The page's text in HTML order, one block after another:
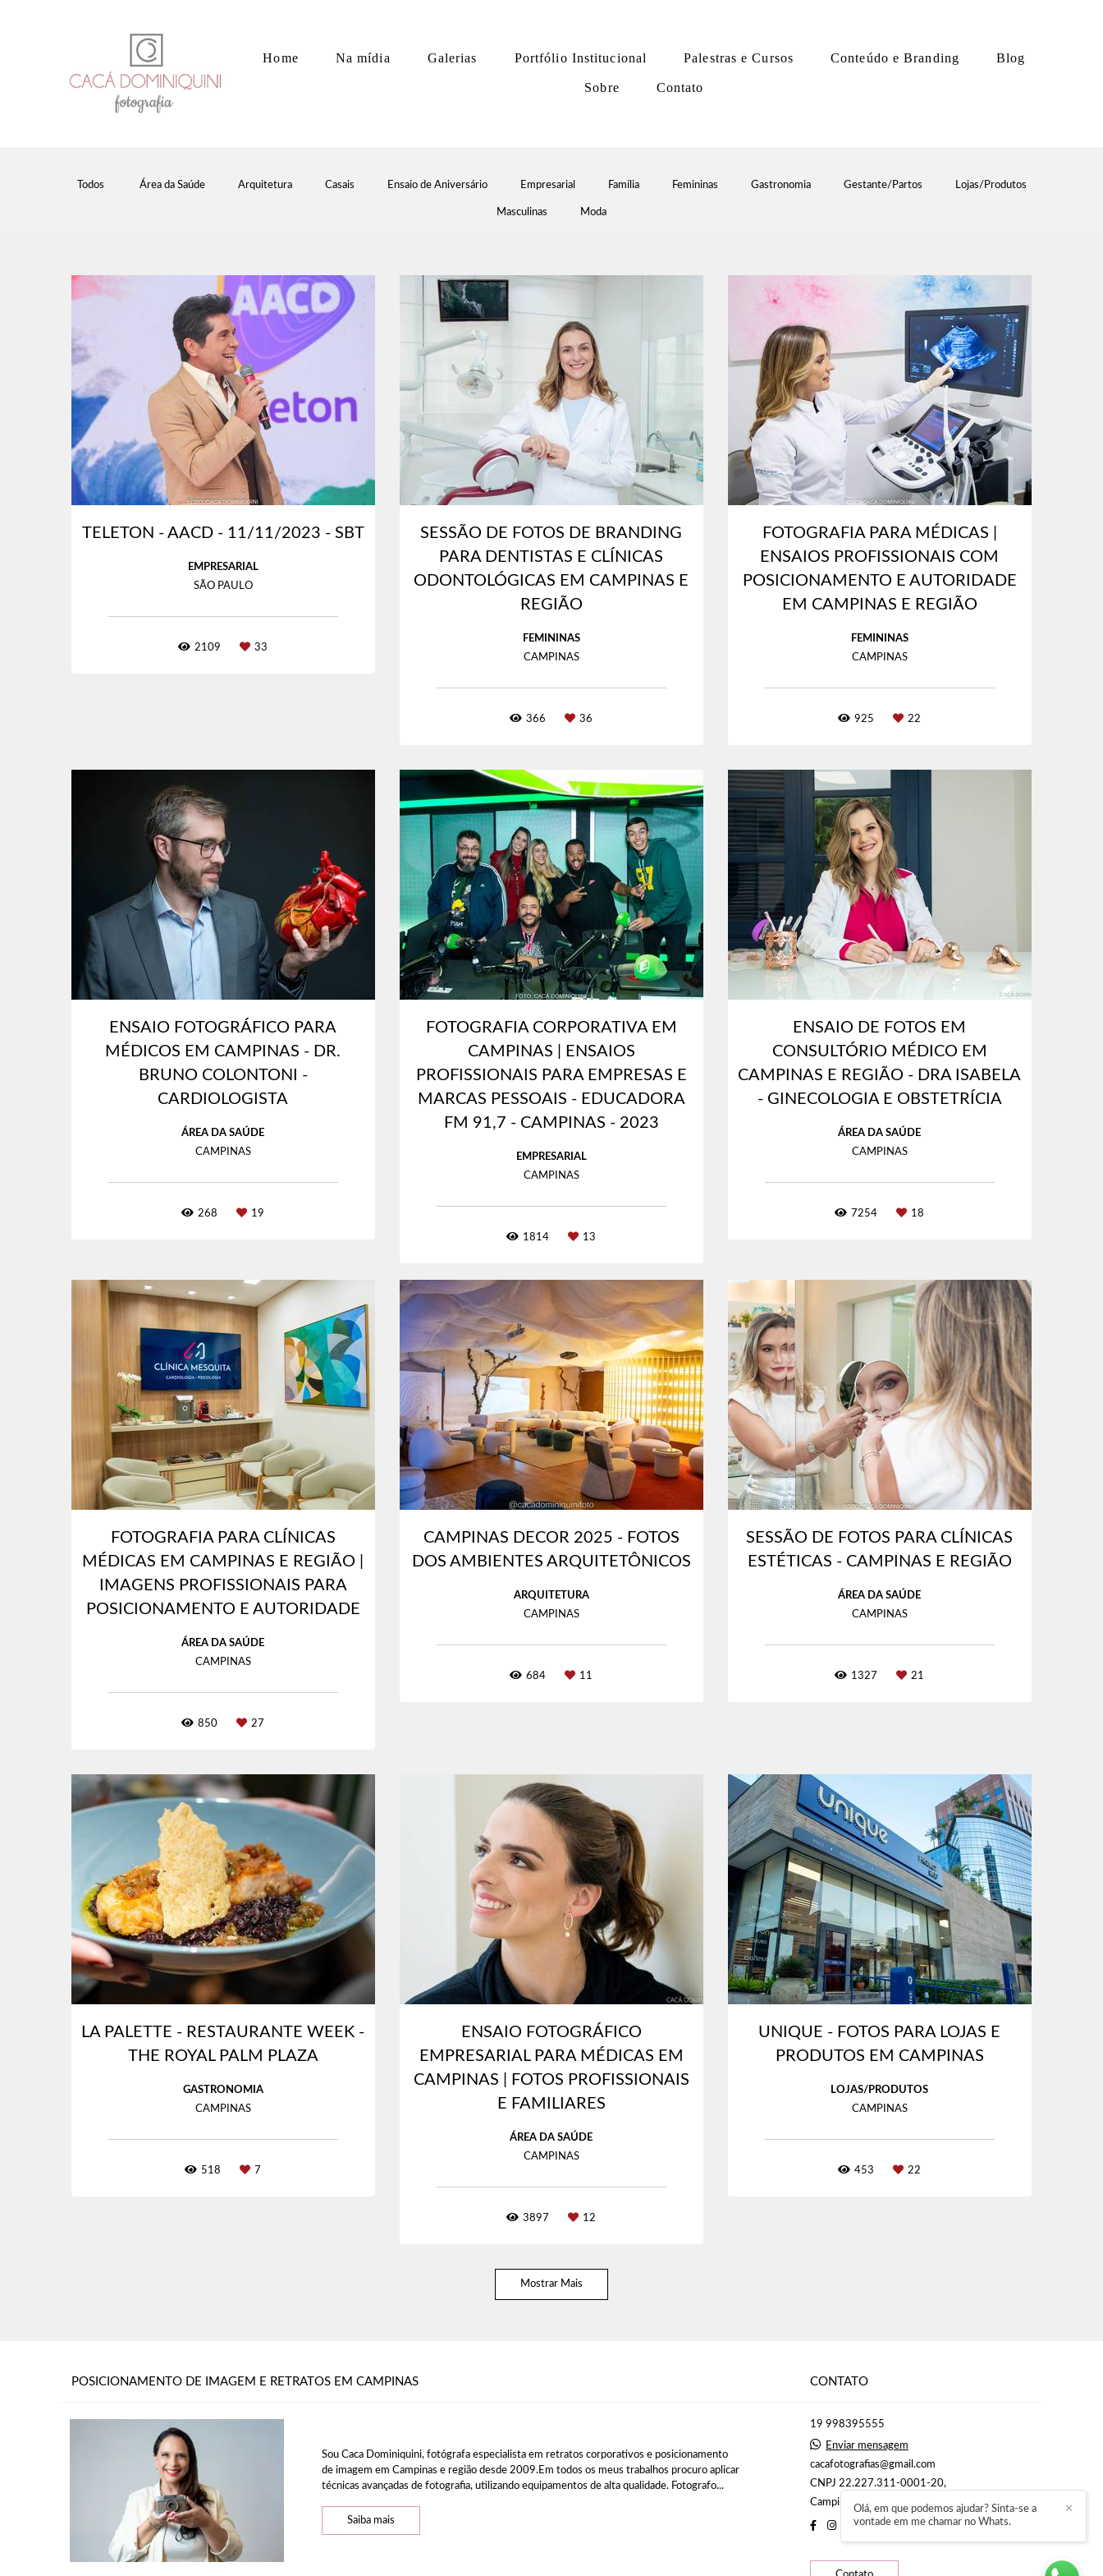
Home Na mídia Galerias Portfólio Institucional Palestras e Cursos Conteúdo e Branding Blog
Sobre Contato
Todos Área da Saúde Arquitetura Casais Ensaio de Aniversário Empresarial Família Femininas Gastronomia Gestante/Partos Lojas/Produtos
Masculinas Moda
TELETON - AACD - 11/11/2023 - SBT
EMPRESARIAL
SÃO PAULO
2109 33
SESSÃO DE FOTOS DE BRANDING
PARA DENTISTAS E CLÍNICAS
ODONTOLÓGICAS EM CAMPINAS E
REGIÃO
FEMININAS
CAMPINAS
366 36
FOTOGRAFIA PARA MÉDICAS |
ENSAIOS PROFISSIONAIS COM
POSICIONAMENTO E AUTORIDADE
EM CAMPINAS E REGIÃO
FEMININAS
CAMPINAS
925 22
ENSAIO FOTOGRÁFICO PARA
MÉDICOS EM CAMPINAS - DR.
BRUNO COLONTONI -
CARDIOLOGISTA
ÁREA DA SAÚDE
CAMPINAS
268 19
FOTOGRAFIA CORPORATIVA EM
CAMPINAS | ENSAIOS
PROFISSIONAIS PARA EMPRESAS E
MARCAS PESSOAIS - EDUCADORA
FM 91,7 - CAMPINAS - 2023
EMPRESARIAL
CAMPINAS
1814 13
ENSAIO DE FOTOS EM
CONSULTÓRIO MÉDICO EM
CAMPINAS E REGIÃO - DRA ISABELA
- GINECOLOGIA E OBSTETRÍCIA
ÁREA DA SAÚDE
CAMPINAS
7254 18
FOTOGRAFIA PARA CLÍNICAS
MÉDICAS EM CAMPINAS E REGIÃO |
IMAGENS PROFISSIONAIS PARA
POSICIONAMENTO E AUTORIDADE
ÁREA DA SAÚDE
CAMPINAS
850 27
CAMPINAS DECOR 2025 - FOTOS
DOS AMBIENTES ARQUITETÔNICOS
ARQUITETURA
CAMPINAS
684 11
SESSÃO DE FOTOS PARA CLÍNICAS
ESTÉTICAS - CAMPINAS E REGIÃO
ÁREA DA SAÚDE
CAMPINAS
1327 21
LA PALETTE - RESTAURANTE WEEK -
THE ROYAL PALM PLAZA
GASTRONOMIA
CAMPINAS
518 7
ENSAIO FOTOGRÁFICO
EMPRESARIAL PARA MÉDICAS EM
CAMPINAS | FOTOS PROFISSIONAIS
E FAMILIARES
ÁREA DA SAÚDE
CAMPINAS
3897 12
UNIQUE - FOTOS PARA LOJAS E
PRODUTOS EM CAMPINAS
LOJAS/PRODUTOS
CAMPINAS
453 22
Mostrar Mais
POSICIONAMENTO DE IMAGEM E RETRATOS EM CAMPINAS
Sou Caca Dominiquini, fotógrafa especialista em retratos corporativos e posicionamento
de imagem em Campinas e região desde 2009.Em todos os meus trabalhos procuro aplicar
técnicas avançadas de fotografia, utilizando equipamentos de alta qualidade. Fotografo...
Saiba mais
CONTATO
19 998395555
Enviar mensagem
cacafotografias@gmail.com
CNPJ 22.227.311-0001-20,
Campinas / São Paulo
✕
Olá, em que podemos ajudar? Sinta-se a
vontade em me chamar no Whats.